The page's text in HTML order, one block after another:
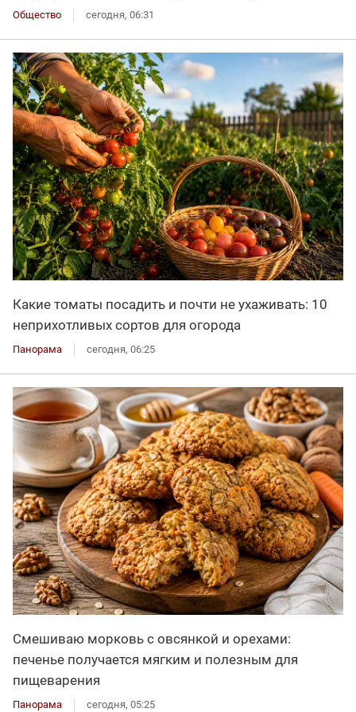
Общество сегодня, 06:31
Какие томаты посадить и почти не ухаживать: 10
неприхотливых сортов для огорода
Панорама сегодня, 06:25
Смешиваю морковь с овсянкой и орехами:
печенье получается мягким и полезным для
пищеварения
Панорама сегодня, 05:25